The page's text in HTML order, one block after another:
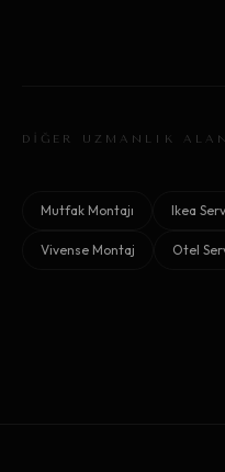
DİĞER UZMANLIK
Mutfak Montajı Ikea
Vivense Montaj Otel